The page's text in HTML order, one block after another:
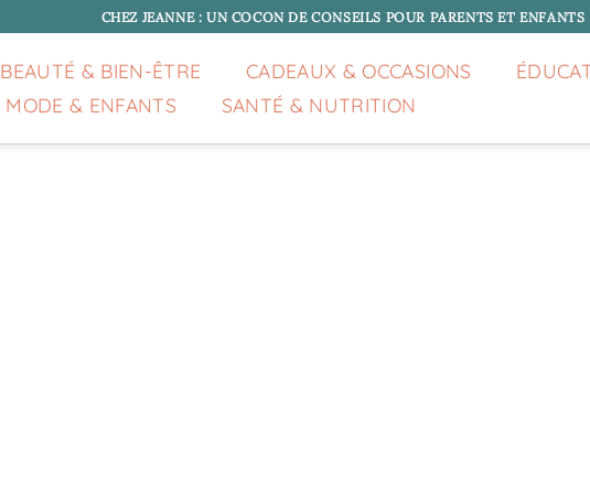
CHEZ JEANNE : UN COCON DE CONSEILS POUR PARENTS ET ENFANTS
BEAUTÉ & BIEN-ÊTRE CADEAUX & OCCASIONS
MODE & ENFANTS
SANTÉ & NUTRITION